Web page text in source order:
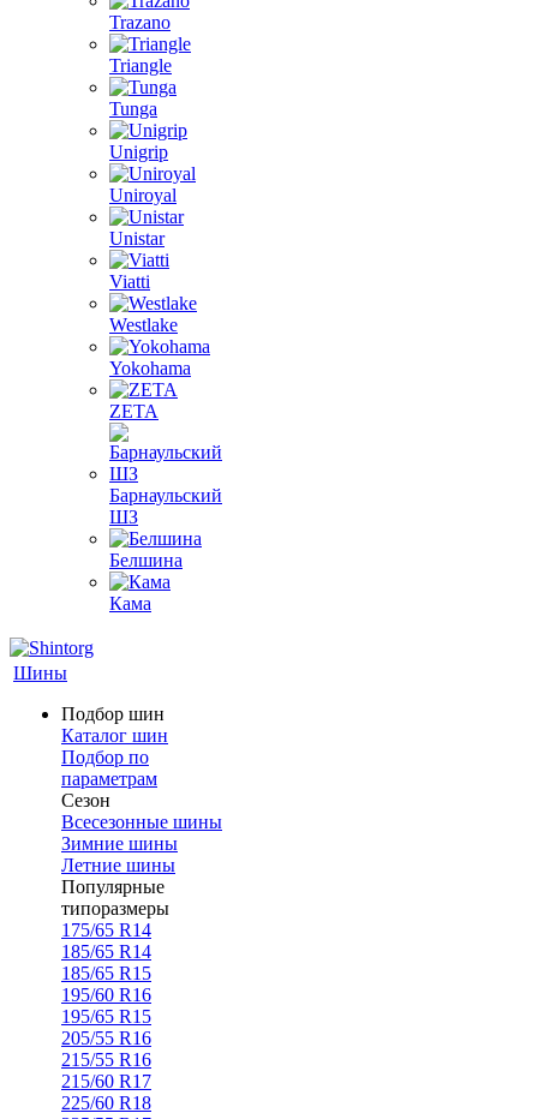
Trazano
Triangle
Tunga
Unigrip
Uniroyal
Unistar
Viatti
Westlake
Yokohama
ZETA
Барнаульский
ШЗ
Белшина
Кама
Шины
Подбор шин
Каталог шин
Подбор по
параметрам
Сезон
Всесезонные шины
Зимние шины
Летние шины
Популярные
типоразмеры
175/65 R14
185/65 R14
185/65 R15
195/60 R16
195/65 R15
205/55 R16
215/55 R16
215/60 R17
225/60 R18